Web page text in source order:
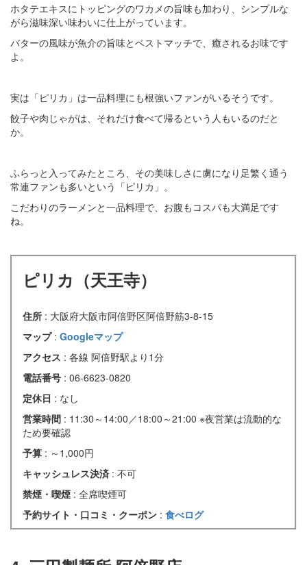
ホタテエキスにトッピングのワカメの旨味も加わり、シンプルな
がら滋味深い味わいに仕上がっています。
バターの風味が魚介の旨味とベストマッチで、癒されるお味です
よ。
実は「ピリカ」は一品料理にも根強いファンがいるそうです。
餃子や肉じゃがは、それだけ食べて帰るという人もいるのだと
か。
ふらっと入ってみたところ、その美味しさに虜になり足繁く通う
常連ファンも多いという「ピリカ」。
こだわりのラーメンと一品料理で、お腹もコスパも大満足です
ね。
ピリカ（天王寺）
住所 : 大阪府大阪市阿倍野区阿倍野筋3-8-15
マップ : Googleマップ
アクセス : 各線 阿倍野駅より1分
電話番号 : 06-6623-0820
定休日 : なし
営業時間 : 11:30～14:00／18:00～21:00 ※夜営業は流動的な
ため要確認
予算 : ～1,000円
キャッシュレス決済 : 不可
禁煙・喫煙 : 全席喫煙可
予約サイト・口コミ・クーポン : 食べログ